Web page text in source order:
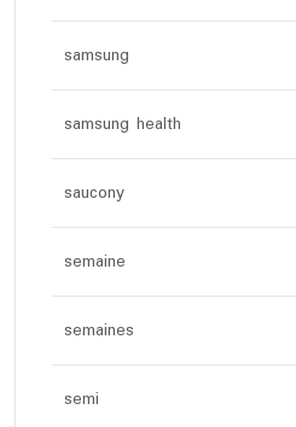
samsung
samsung health
saucony
semaine
semaines
semi